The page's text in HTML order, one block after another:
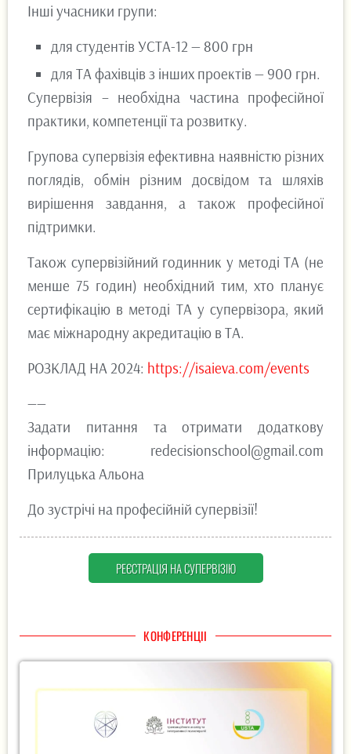
Інші учасники групи:
для студентів УСТА-12 — 800 грн
для ТА фахівців з інших проектів — 900 грн.
Супервізія – необхідна частина професійної
практики, компетенції та розвитку.
Групова супервізія ефективна наявністю різних
поглядів, обмін різним досвідом та шляхів
вирішення завдання, а також професійної
підтримки.
Також супервізійний годинник у методі ТА (не
менше 75 годин) необхідний тим, хто планує
сертифікацію в методі ТА у супервізора, який
має міжнародну акредитацію в ТА.
РОЗКЛАД НА 2024: https://isaieva.com/events
——
Задати питання та отримати додаткову
інформацію: redecisionschool@gmail.com
Прилуцька Альона
До зустрічі на професійній супервізії!
РЕЄСТРАЦІЯ НА СУПЕРВІЗІЮ
КОНФЕРЕНЦІІ